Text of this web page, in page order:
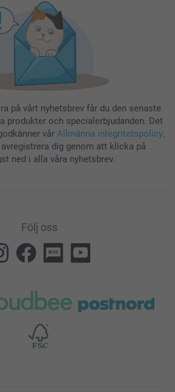
på vårt nyhetsbrev får du den senaste
produkter och specialerbjudanden. Det
vår Allmänna integritetspolicy.
dig genom att klicka på
ned i alla våra nyhetsbrev.
Följ oss